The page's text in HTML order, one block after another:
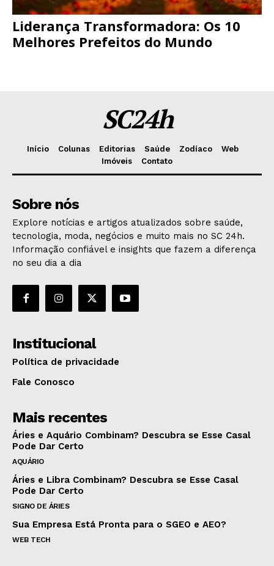
Liderança Transformadora: Os 10
Melhores Prefeitos do Mundo
SC24h
Início Colunas Editorias Saúde Zodíaco
Web
Imóveis
Contato
Sobre nós
Explore notícias e artigos atualizados sobre saúde,
tecnologia, moda, negócios e muito mais no SC 24h.
Informação confiável e insights que fazem a diferença
no seu dia a dia
Institucional
Política de privacidade
Fale Conosco
Mais recentes
Áries e Aquário Combinam? Descubra se Esse Casal
Pode Dar Certo
AQUÁRIO
Áries e Libra Combinam? Descubra se Esse Casal
Pode Dar Certo
SIGNO DE ÁRIES
Sua Empresa Está Pronta para o SGEO e AEO?
WEB TECH